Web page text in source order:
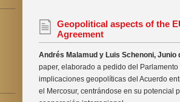
Geopolitical aspects of the
Agreement
Andrés Malamud y Luis Schenoni, Junio
paper, elaborado a pedido del
implicaciones geopolíticas del Acuerdo
el Mercosur, centrándose en su potencial